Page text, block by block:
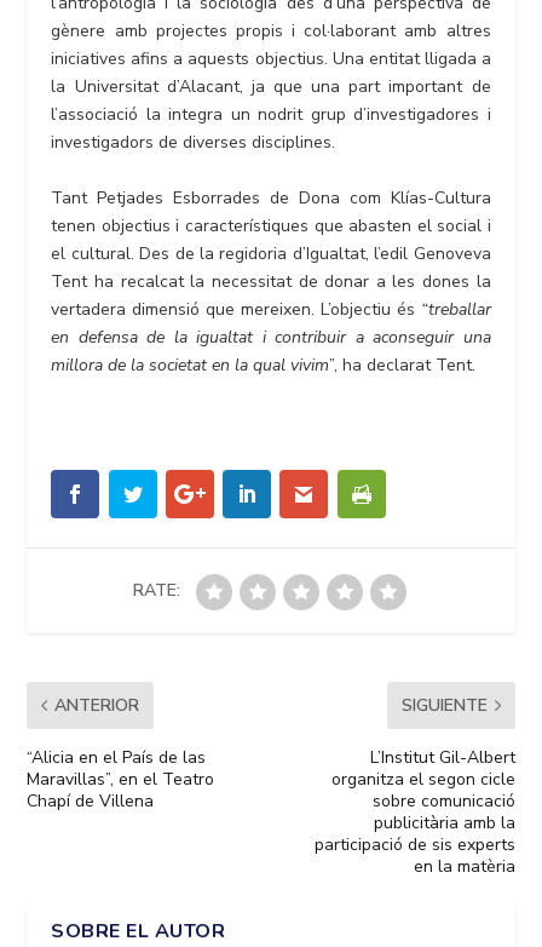
gènere amb projectes propis i col·laborant amb altres
iniciatives afins a aquests objectius. Una entitat lligada a
la Universitat d’Alacant, ja que una part important de
l’associació la integra un nodrit grup d’investigadores i
investigadors de diverses disciplines.
Tant Petjades Esborrades de Dona com Klías-Cultura
tenen objectius i característiques que abasten el social i
el cultural. Des de la regidoria d’Igualtat, l’edil Genoveva
Tent ha recalcat la necessitat de donar a les dones la
vertadera dimensió que mereixen. L’objectiu és “treballar
en defensa de la igualtat i contribuir a aconseguir una
millora de la societat en la qual vivim”, ha declarat Tent.
RATE:
ANTERIOR
“Alicia en el País de las
Maravillas”, en el Teatro
Chapí de Villena
SIGUIENTE
L’Institut Gil-Albert
organitza el segon cicle
sobre comunicació
publicitària amb la
participació de sis experts
en la matèria
SOBRE EL AUTOR